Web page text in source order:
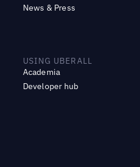
News & Press
USING UBERALL
Academia
Developer hub